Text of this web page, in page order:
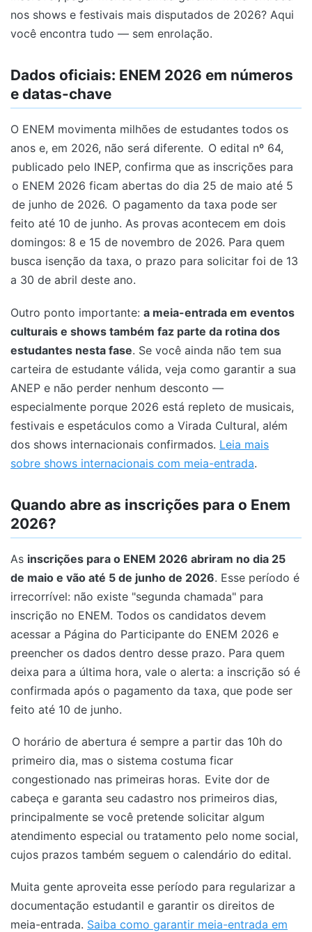
nos shows e festivais mais disputados de 2026? Aqui
você encontra tudo — sem enrolação.
Dados oficiais: ENEM 2026 em números
e datas-chave
O ENEM movimenta milhões de estudantes todos os
anos e, em 2026, não será diferente. O edital nº 64,
publicado pelo INEP, confirma que as inscrições para
o ENEM 2026 ficam abertas do dia 25 de maio até 5
de junho de 2026. O pagamento da taxa pode ser
feito até 10 de junho. As provas acontecem em dois
domingos: 8 e 15 de novembro de 2026. Para quem
busca isenção da taxa, o prazo para solicitar foi de 13
a 30 de abril deste ano.
Outro ponto importante: a meia-entrada em eventos
culturais e shows também faz parte da rotina dos
estudantes nesta fase. Se você ainda não tem sua
carteira de estudante válida, veja como garantir a sua
ANEP e não perder nenhum desconto —
especialmente porque 2026 está repleto de musicais,
festivais e espetáculos como a Virada Cultural, além
dos shows internacionais confirmados. Leia mais
sobre shows internacionais com meia-entrada.
Quando abre as inscrições para o Enem
2026?
As inscrições para o ENEM 2026 abriram no dia 25
de maio e vão até 5 de junho de 2026. Esse período é
irrecorrível: não existe "segunda chamada" para
inscrição no ENEM. Todos os candidatos devem
acessar a Página do Participante do ENEM 2026 e
preencher os dados dentro desse prazo. Para quem
deixa para a última hora, vale o alerta: a inscrição só é
confirmada após o pagamento da taxa, que pode ser
feito até 10 de junho.
O horário de abertura é sempre a partir das 10h do
primeiro dia, mas o sistema costuma ficar
congestionado nas primeiras horas. Evite dor de
cabeça e garanta seu cadastro nos primeiros dias,
principalmente se você pretende solicitar algum
atendimento especial ou tratamento pelo nome social,
cujos prazos também seguem o calendário do edital.
Muita gente aproveita esse período para regularizar a
documentação estudantil e garantir os direitos de
meia-entrada. Saiba como garantir meia-entrada em